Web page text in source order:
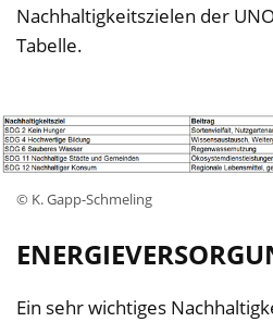
Nachhaltigkeitszielen der
Tabelle.
© K. Gapp-Schmeling
Ein sehr wichtiges